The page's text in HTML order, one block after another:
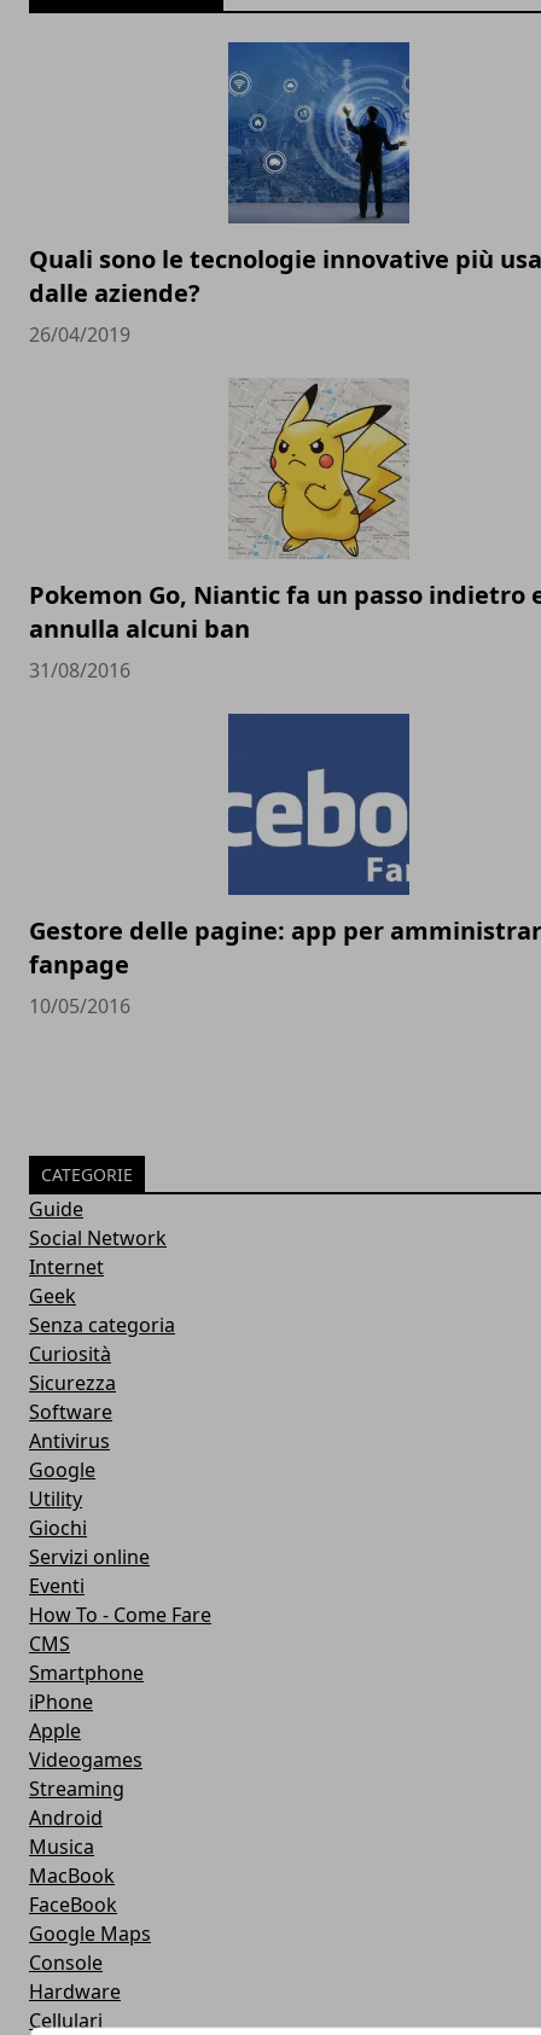
Quali sono le tecnologie innovative più
dalle aziende?
26/04/2019
Pokemon Go, Niantic fa un passo indietro
annulla alcuni ban
31/08/2016
Gestore delle pagine: app per
fanpage
10/05/2016
CATEGORIE
Guide
Social Network
Internet
Geek
Senza categoria
Curiosità
Sicurezza
Software
Antivirus
Google
Utility
Giochi
Servizi online
Eventi
How To - Come Fare
CMS
Smartphone
iPhone
Apple
Videogames
Streaming
Android
Musica
MacBook
FaceBook
Google Maps
Console
Hardware
Cellulari